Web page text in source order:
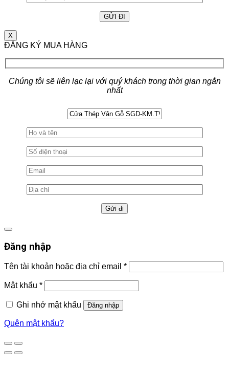
X
ĐĂNG KÝ MUA HÀNG
Chúng tôi sẽ liên lạc lại với quý khách trong thời gian ngắn
nhất
Đăng nhập
Tên tài khoản hoặc địa chỉ email *
Mật khẩu *
Ghi nhớ mật khẩu Đăng nhập
Quên mật khẩu?